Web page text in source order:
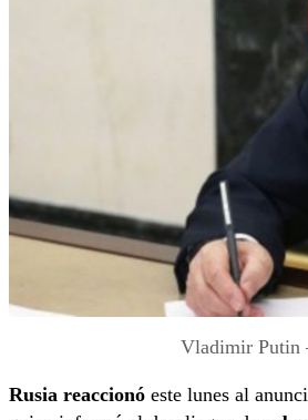
Vladimir Putin
Rusia reaccionó este lunes al